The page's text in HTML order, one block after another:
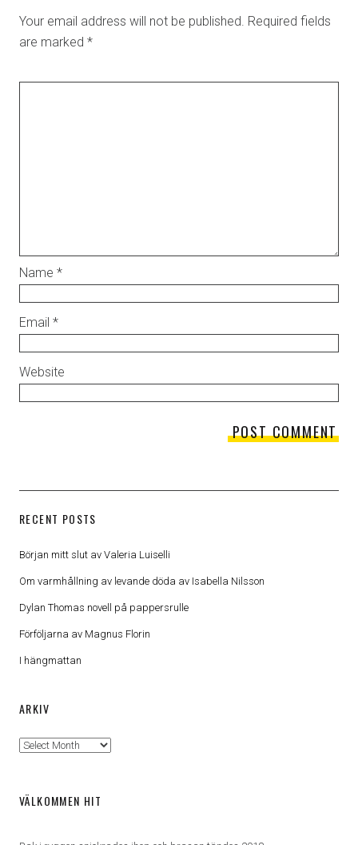
Your email address will not be published. Required fields
are marked *
Name *
Email *
Website
RECENT POSTS
Början mitt slut av Valeria Luiselli
Om varmhållning av levande döda av Isabella Nilsson
Dylan Thomas novell på pappersrulle
Förföljarna av Magnus Florin
I hängmattan
ARKIV
Arkiv
VÄLKOMMEN HIT